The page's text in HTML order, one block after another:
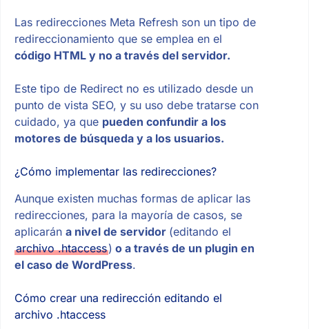
Las redirecciones Meta Refresh son un tipo de
redireccionamiento que se emplea en el
código HTML y no a través del servidor.
Este tipo de Redirect no es utilizado desde un
punto de vista SEO, y su uso debe tratarse con
cuidado, ya que pueden confundir a los
motores de búsqueda y a los usuarios.
¿Cómo implementar las redirecciones?
Aunque existen muchas formas de aplicar las
redirecciones, para la mayoría de casos, se
aplicarán a nivel de servidor (editando el
archivo .htaccess) o a través de un plugin en
el caso de WordPress.
Cómo crear una redirección editando el
archivo .htaccess